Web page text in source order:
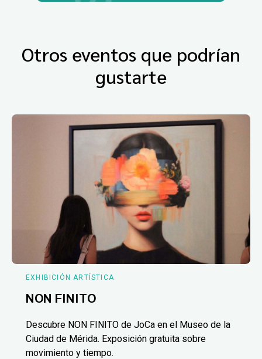
Otros eventos que podrían
gustarte
EXHIBICIÓN ARTÍSTICA
NON FINITO
Descubre NON FINITO de JoCa en el Museo de la
Ciudad de Mérida. Exposición gratuita sobre
movimiento y tiempo.